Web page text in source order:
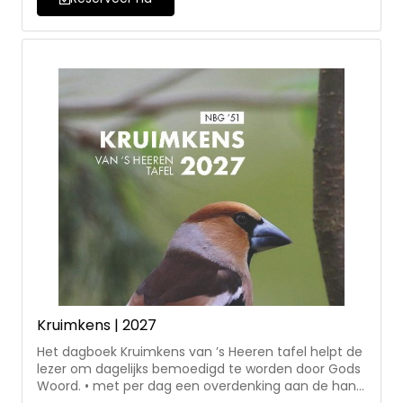
Tonny Lievers, Marcel Verwaal, Ron Vellekoop,
Jacques van der Bijl, Alinda Rutgers, Yvan Thomas,
Robert Rozendal, Henk Jan Zwart, Bert Streuper, Irma
Schotanus-Rozendal.
Kruimkens | 2027
Het dagboek Kruimkens van ’s Heeren tafel helpt de
lezer om dagelijks bemoedigd te worden door Gods
Woord. • met per dag een overdenking aan de hand